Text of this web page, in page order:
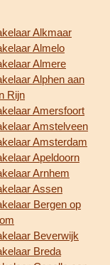
Alkmaar
Almelo
Almere
Alphen aan
Rijn
Amersfoort
Amstelveen
Amsterdam
Apeldoorn
Arnhem
Assen
Bergen op
Beverwijk
Breda